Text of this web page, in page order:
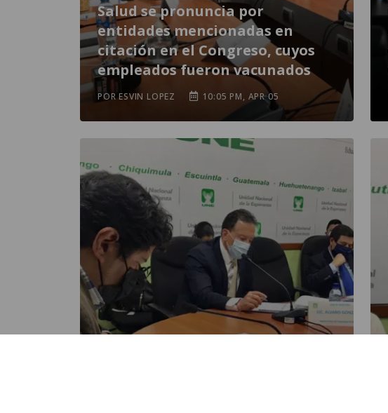
Salud se pronuncia por
entidades mencionadas en
citación en el Congreso, cuyos
empleados fueron vacunados
POR ESVIN LOPEZ 10:05 PM, APR 05